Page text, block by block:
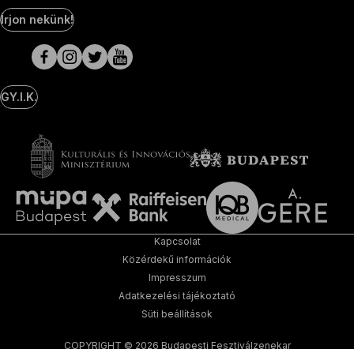
Social
Media
oldalak
Írjon nekünk!
GY.I.K.
COPYRIGHT © 2026 Budapesti Fesztiválzenekar
Kapcsolat
Közérdekű információk
Impresszum
Adatkezelési tájékoztató
Süti beállítások